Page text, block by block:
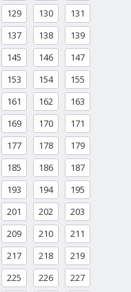
129 130
131
137 138
139
145 146
147
153 154
155
161 162
163
169 170
171
177 178
179
185 186
187
193 194
195
201 202
203
209 210
211
217 218
219
225 226
227